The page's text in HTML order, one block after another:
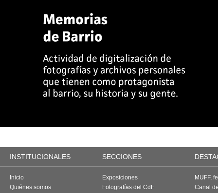
INSTITUCIONALES SECCIONES
Inicio
Quiénes somos
Exposiciones
Fotografías del CdF
MUFF,
Canal